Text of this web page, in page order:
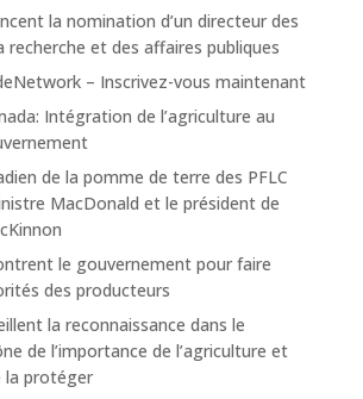
la nomination d’un directeur des
recherche et des affaires publiques
– Inscrivez-vous maintenant
Intégration de l’agriculture au
de la pomme de terre des PFLC
MacDonald et le président de
le gouvernement pour faire
des producteurs
la reconnaissance dans le
de l’importance de l’agriculture et
la protéger